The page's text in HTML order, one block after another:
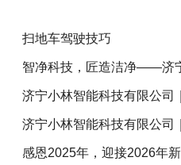
扫地车驾驶技巧
智净科技，匠造洁净——济
济宁小林智能科技有限公司
感恩2025年，迎接2026年